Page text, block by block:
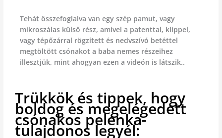
Tehát összefoglalva van egy szép pamut, vagy
mikroszálas külső rész, amivel a patenttal, klippel,
vagy tépőzárral rögzített és nedvszívó betéttel
megtöltött csónakot a baba nemes részeihez
illesztjük, mint ahogyan ezen a videón is látszik..
Trükkök és tippek, hogy
boldog és megelégedett
csónakos pelenka-
tulajdonos legyél: